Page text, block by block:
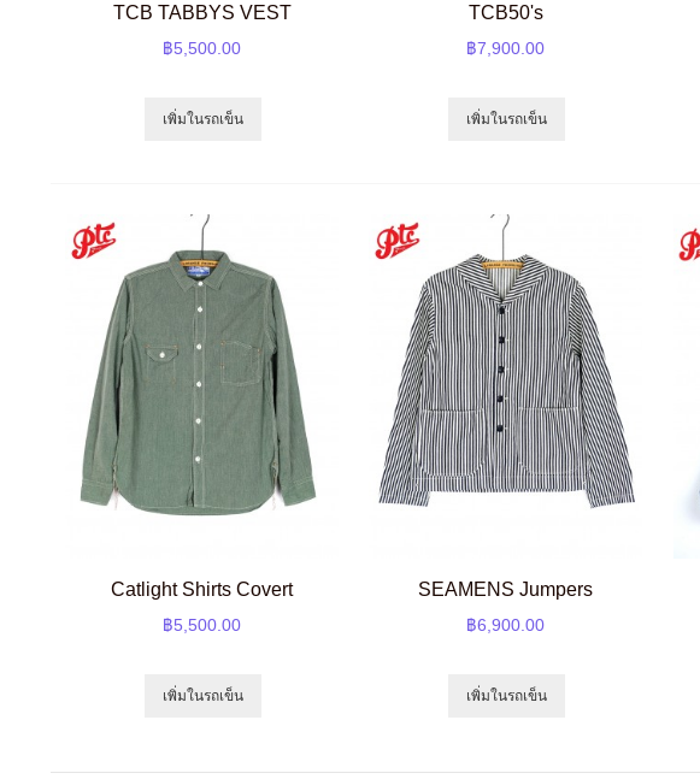
TCB TABBYS VEST
฿5,500.00
เพิ่มในรถเข็น
TCB50's
฿7,900.00
เพิ่มในรถเข็น
Catlight Shirts Covert
฿5,500.00
เพิ่มในรถเข็น
SEAMENS Jumpers
฿6,900.00
เพิ่มในรถเข็น